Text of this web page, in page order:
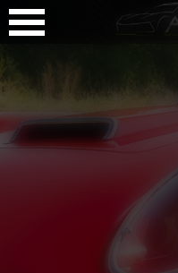
Panneau de gestion des cookies